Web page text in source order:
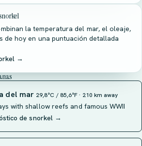
la temperatura del mar, el oleaje,
de hoy en una puntuación detallada
→
del mar 29,8°C / 85,6°F · 210 km away
with shallow reefs and famous WWII
de snorkel →